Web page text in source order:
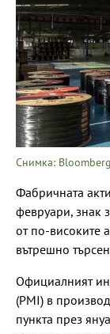
Снимка:
Фабричната
февруари, знак
от по-високите
вътрешно
Официалният
(PMI) в
пункта през